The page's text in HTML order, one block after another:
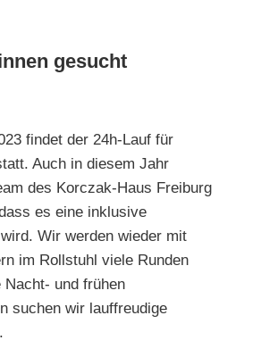
gesucht
findet der 24h-Lauf für
Auch in diesem Jahr
des Korczak-Haus Freiburg
es eine inklusive
Wir werden wieder mit
im Rollstuhl viele Runden
Nacht- und frühen
suchen wir lauffreudige